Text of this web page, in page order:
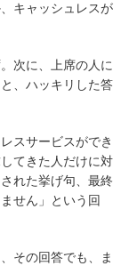
キャッシュレスが
次に、上席の人に
、ハッキリした答
スサービスができ
てきた人だけに対
れた挙げ句、最終
せん」という回
その回答でも、ま